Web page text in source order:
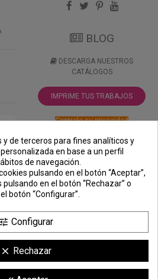
BLOG
DESCARGA NUESTROS
CATÁLOGOS
IMPRIME TUS TRABAJOS
Controle su privacidad
COMERCIO
SEGURO
de terceros para fines analíticos y
en base a un perfil
de navegación.
pulsando en el botón “Aceptar”,
en el botón “Rechazar” o
botón “Configurar”.
tune Configurar
clear Rechazar